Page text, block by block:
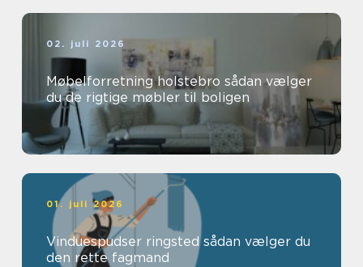
02. juli 2026
Møbelforretning holstebro sådan vælger
du de rigtige møbler til boligen
01. juli 2026
Vinduespudser ringsted sådan vælger du
den rette fagmand